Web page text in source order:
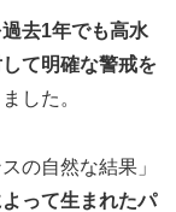
去1年でも高水
て明確な警戒を
した。
の自然な結果」
って生まれたパ